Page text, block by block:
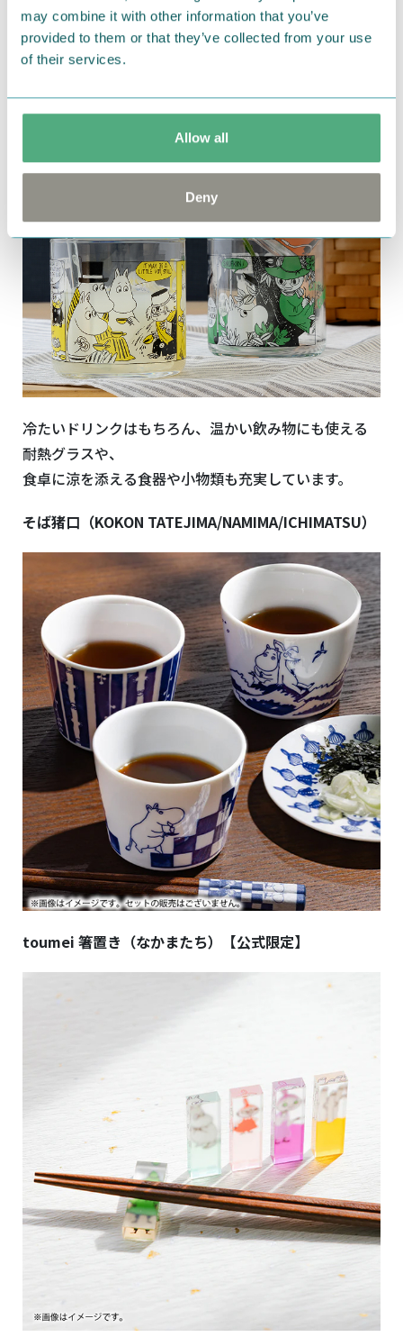
may combine it with other information that you’ve
provided to them or that they’ve collected from your use
of their services.
Allow all
Deny
ョロニョロ/フレンドシップ）
冷たいドリンクはもちろん、温かい飲み物にも使える
耐熱グラスや、
食卓に涼を添える食器や小物類も充実しています。
そば猪口（KOKON TATEJIMA/NAMIMA/ICHIMATSU）
toumei 箸置き（なかまたち）【公式限定】